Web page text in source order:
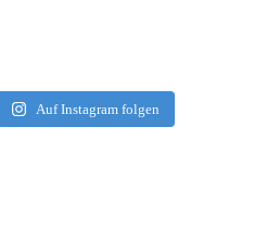
Auf Instagram folgen